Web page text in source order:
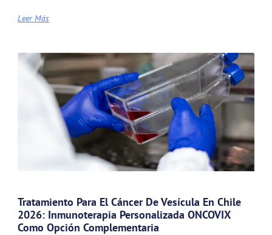
Leer Más
Tratamiento Para El Cáncer De Vesícula En Chile
2026: Inmunoterapia Personalizada ONCOVIX
Como Opción Complementaria